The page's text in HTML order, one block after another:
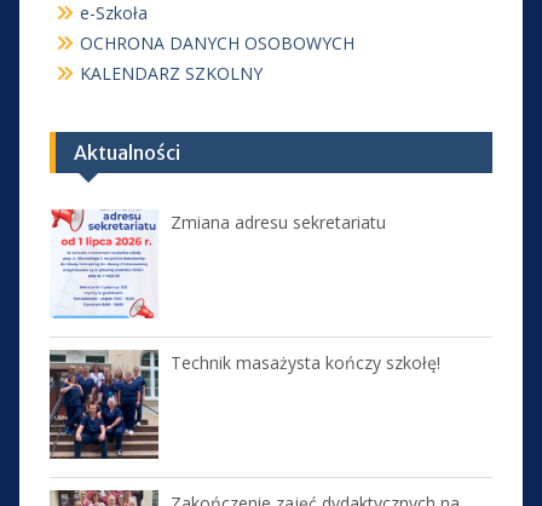
e-Szkoła
OCHRONA DANYCH OSOBOWYCH
KALENDARZ SZKOLNY
Aktualności
Zmiana adresu sekretariatu
Technik masażysta kończy szkołę!